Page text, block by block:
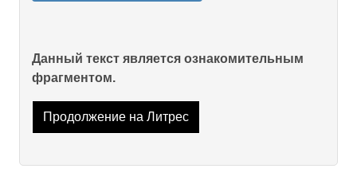
Данный текст является ознакомительным
фрагментом.
Продолжение на Литрес